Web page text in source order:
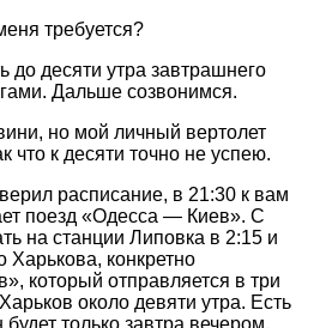
требуется?
десяти утра завтрашнего
Дальше созвонимся.
но мой личный вертолет
что к десяти точно не успею.
расписание, в 21:30 к вам
поезд «Одесса — Киев». С
на станции Липовка в 2:15 и
Харькова, конкретно
который отправляется в три
около девяти утра. Есть
только завтра вечером.